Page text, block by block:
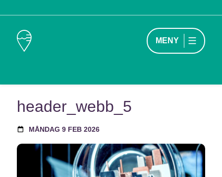
MENY
header_webb_5
MÅNDAG 9 FEB 2026